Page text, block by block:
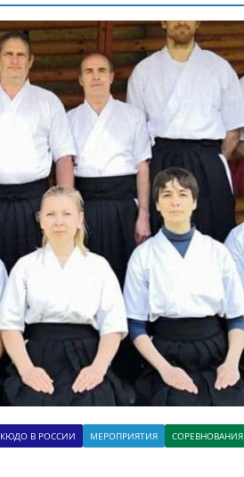
КЮДО В РОССИИ МЕРОПРИЯТИЯ СОРЕВНОВАНИЯ